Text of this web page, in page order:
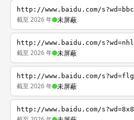
http://www.baidu.com/s?wd=bbc
截至 2026 年 未屏蔽
http://www.baidu.com/s?wd=nhl
截至 2026 年 未屏蔽
http://www.baidu.com/s?wd=flg
截至 2026 年 未屏蔽
http://www.baidu.com/s?wd=8x8